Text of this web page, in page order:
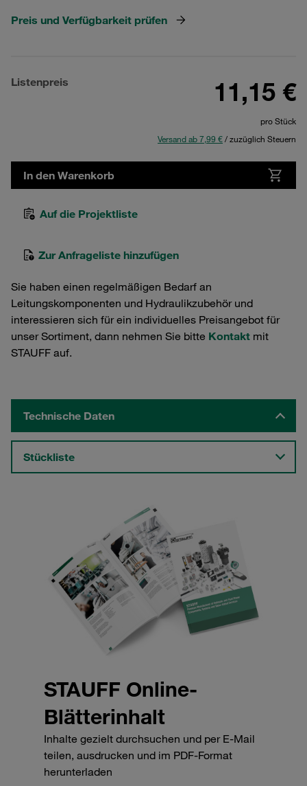
Preis und Verfügbarkeit prüfen
Listenpreis 11,15 €
pro Stück
Versand ab 7,99 €/ zuzüglich Steuern
In den Warenkorb
Auf die Projektliste
Zur Anfrageliste hinzufügen
Sie haben einen regelmäßigen Bedarf an
Leitungskomponenten und Hydraulikzubehör und
interessieren sich für ein individuelles Preisangebot für
unser Sortiment, dann nehmen Sie bitte Kontakt mit
STAUFF auf.
Technische Daten
Stückliste
STAUFF Online-
Blätterinhalt
Inhalte gezielt durchsuchen und per E-Mail
teilen, ausdrucken und im PDF-Format
herunterladen